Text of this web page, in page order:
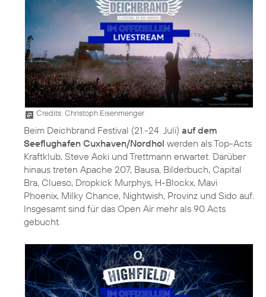
Credits: Christoph Eisenmenger
Beim Deichbrand Festival (21.-24. Juli) auf dem
Seeflughafen Cuxhaven/Nordhol werden als Top-Acts
Kraftklub, Steve Aoki und Trettmann erwartet. Darüber
hinaus treten Apache 207, Bausa, Bilderbuch, Capital
Bra, Clueso, Dropkick Murphys, H-Blockx, Mavi
Phoenix, Milky Chance, Nightwish, Provinz und Sido auf.
Insgesamt sind für das Open Air mehr als 90 Acts
gebucht.